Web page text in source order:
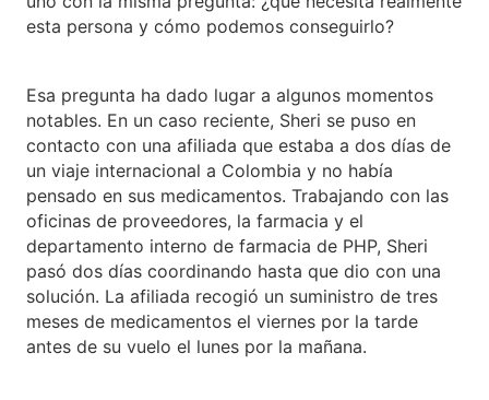
esta persona y cómo podemos conseguirlo?
Esa pregunta ha dado lugar a algunos momentos
notables. En un caso reciente, Sheri se puso en
contacto con una afiliada que estaba a dos días de
un viaje internacional a Colombia y no había
pensado en sus medicamentos. Trabajando con las
oficinas de proveedores, la farmacia y el
departamento interno de farmacia de PHP, Sheri
pasó dos días coordinando hasta que dio con una
solución. La afiliada recogió un suministro de tres
meses de medicamentos el viernes por la tarde
antes de su vuelo el lunes por la mañana.